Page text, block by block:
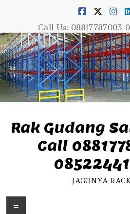
Call Us: 08817787003-
Rak Gudang
Call
JAGONYA
Menu